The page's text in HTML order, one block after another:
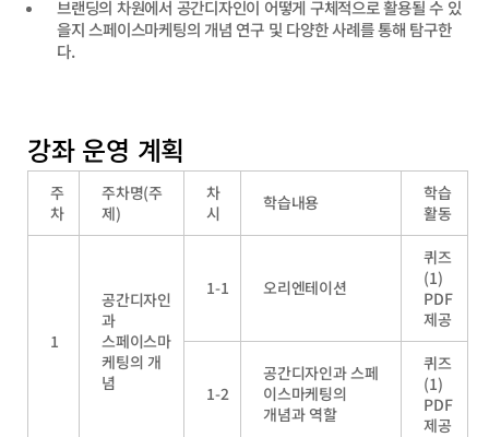
브랜딩의 차원에서 공간디자인이 어떻게 구체적으로 활용될 수 있
을지 스페이스마케팅의 개념 연구 및 다양한 사례를 통해 탐구한
다.
강좌 운영 계획
주
차
주차명(주
제)
차
시
학습내용
학습
활동
1
공간디자인
과
스페이스마
케팅의 개
념
1-1 오리엔테이션
퀴즈
(1)
PDF
제공
1-2
공간디자인과 스페
이스마케팅의
개념과 역할
퀴즈
(1)
PDF
제공